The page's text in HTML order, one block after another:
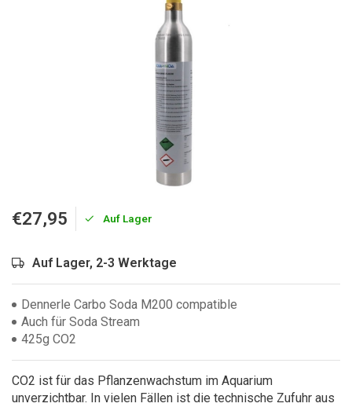
€27,95 Auf Lager
Auf Lager, 2-3 Werktage
Dennerle Carbo Soda M200 compatible
Auch für Soda Stream
425g CO2
CO2 ist für das Pflanzenwachstum im Aquarium
unverzichtbar. In vielen Fällen ist die technische Zufuhr aus